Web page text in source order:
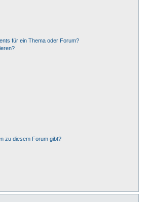
für ein Thema oder Forum?
zu diesem Forum gibt?